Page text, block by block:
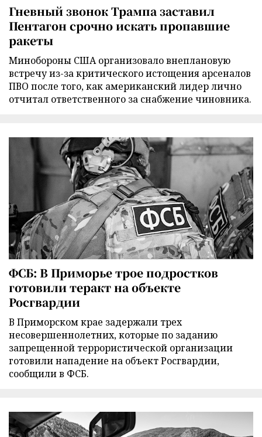
Гневный звонок Трампа заставил
Пентагон срочно искать пропавшие
ракеты
Минобороны США организовало внеплановую
встречу из-за критического истощения арсеналов
ПВО после того, как американский лидер лично
отчитал ответственного за снабжение чиновника.
ФСБ: В Приморье трое подростков
готовили теракт на объекте
Росгвардии
В Приморском крае задержали трех
несовершеннолетних, которые по заданию
запрещенной террористической организации
готовили нападение на объект Росгвардии,
сообщили в ФСБ.